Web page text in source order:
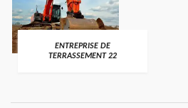
ENTREPRISE DE
TERRASSEMENT 22